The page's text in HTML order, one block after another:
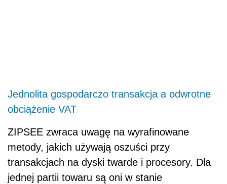
Jednolita gospodarczo transakcja a odwrotne
obciążenie VAT
ZIPSEE zwraca uwagę na wyrafinowane
metody, jakich używają oszuści przy
transakcjach na dyski twarde i procesory. Dla
jednej partii towaru są oni w stanie